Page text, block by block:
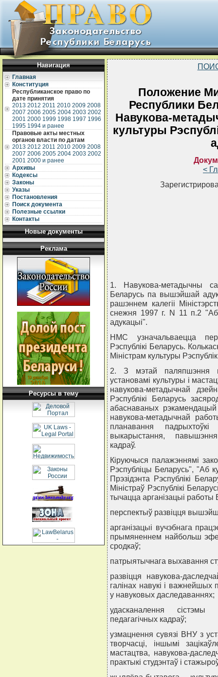
Навигация
Главная
Конституция
Республиканское право по
дате принятия
2013 2012 2011 2010 2009 2008
2007 2006 2005 2004 2003 2002
2001 2000 1999 1998 1997 1996
1995 1994 и ранее
Правовые акты местных
органов власти по датам
2013 2012 2011 2010 2009 2008
2007 2006 2005 2004 2003 2002
2001 2000 и ранее
Архивы
Кодексы
Законы
Указы
Постановления
Поиск документа
Полезные ссылки
Контакты
Новые документы
Реклама
Ресурсы в тему
Положение
Республики
Навукова-
культуры
<
1. Навукова-метадычны
Беларусь па вышэйшай
рашэннем калегii
снежня 1997 г. N 11 п.2
адукацыi".
НМС узначальваецца
Рэспублiкi Беларусь.
Мiнiстрам культуры
2. З мэтай паляпшэння
установамi культуры i
навукова-метадычнай
Рэспублiкi Беларусь
абаснаваных
навукова-метадычнай
планавання
выкарыстання,
кадраў.
Кiруючыся палажэннямi
Рэспублiцы Беларусь", "Аб
Прэзiдэнта Рэспублiкi
Мiнiстраў Рэспублiкi
тычацца арганiзацыi
перспектыў развiцця
арганiзацыi вучэбнага
прымяненнем найбольш
сродкаў;
патрыятычнага выхавання
развiцця навукова-
галiнах навукi i важнейшых
у навуковых даследаваннях;
удасканалення
педагагiчных кадраў;
узмацнення сувязi ВНУ з
творчасцi, iншымi
мастацтва, навукова-
практыкi студэнтаў i